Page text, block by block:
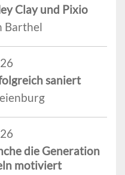
Clay und Pixio
Barthel
saniert
die Generation
motiviert